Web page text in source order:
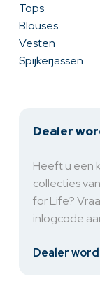
Tops
Blouses
Vesten
Spijkerjassen
Dealer
Heeft u een
collecties
for Life?
inlogcode
Dealer